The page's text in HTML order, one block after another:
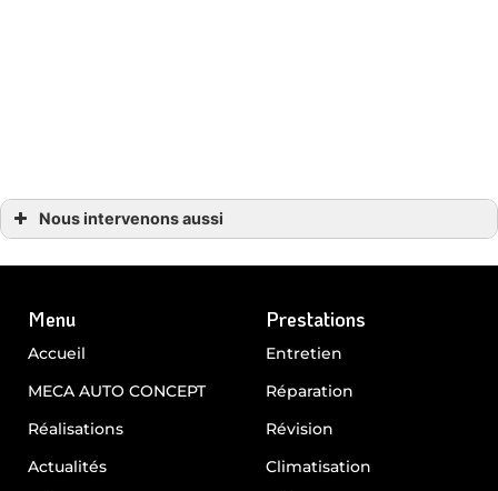
Nous intervenons aussi
Garage Pessac
Garage Canéjan
Garage Talence
Garage Gradignan
Menu
Accueil
MECA AUTO CONCEPT
Réalisations
Actualités
Prestations
Entretien
Réparation
Révision
Climatisation